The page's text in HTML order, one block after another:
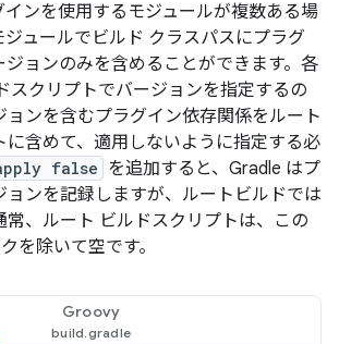
インを使用するモジュールが複数ある場
ジュールでビルド クラスパスにプラグ
ジョンのみを含めることができます。各
スクリプトでバージョンを指定するの
ョンを含むプラグイン依存関係をルート
に含めて、適用しないように指定する必
false を追加すると、Gradle はプ
ョンを記録しますが、ルートビルドでは
常、ルート ビルドスクリプトは、この
を除いて空です。
Groovy